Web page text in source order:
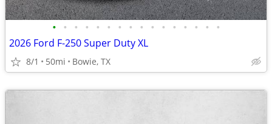
• • • • • • • • • • • • • • • •
2026 Ford F-250 Super Duty XL
8/1 50mi Bowie, TX